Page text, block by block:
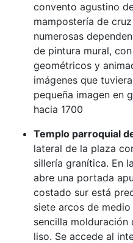
convento agustino
mampostería de
numerosas
de pintura mural,
geométricos y
imágenes que
pequeña imagen en
hacia 1700
Templo parroquial
lateral de la plaza
sillería granítica. En
abre una portada
costado sur está
siete arcos de
sencilla molduración
liso. Se accede al